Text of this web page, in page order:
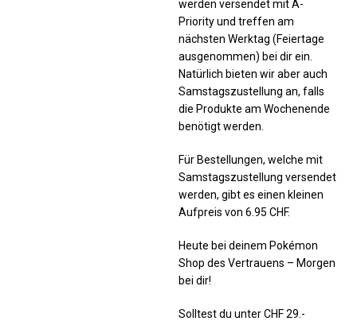
werden versendet mit A-
Priority und treffen am
nächsten Werktag (Feiertage
ausgenommen) bei dir ein.
Natürlich bieten wir aber auch
Samstagszustellung an, falls
die Produkte am Wochenende
benötigt werden.
Für Bestellungen, welche mit
Samstagszustellung versendet
werden, gibt es einen kleinen
Aufpreis von 6.95 CHF.
Heute bei deinem Pokémon
Shop des Vertrauens – Morgen
bei dir!
Solltest du unter CHF 29.-